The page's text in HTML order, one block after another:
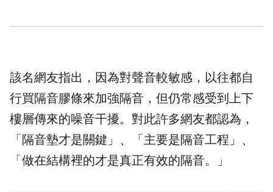
該名網友指出，因為對聲音較敏感，以往都自
行買隔音膠條來加強隔音，但仍常感受到上下
樓層傳來的噪音干擾。對此許多網友都認為，
「隔音墊才是關鍵」、「主要是隔音工程」、
「做在結構裡的才是真正有效的隔音。」